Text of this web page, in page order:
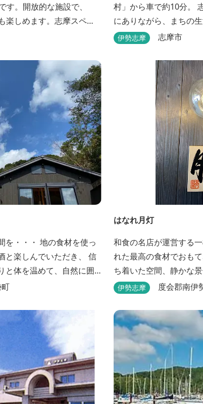
す。開放的な施設で、
楽しめます。志摩スペイ
も便利。 バレルサウナ
村」から車で約10分。
にありながら、まちの
ケーションと、木の温
と一緒に泊まれる宿泊
ゆっくり過ごしたい」
伊勢志摩 志摩市
を・・・ 地の食材を使っ
と楽しんでいただき、 信
と体を温めて、自然に囲
てください。
はなれ月灯
和食の名店が運営する
れた最高の食材でおも
ち着いた空間、静かな
せます。
伊勢志摩 度会郡南伊